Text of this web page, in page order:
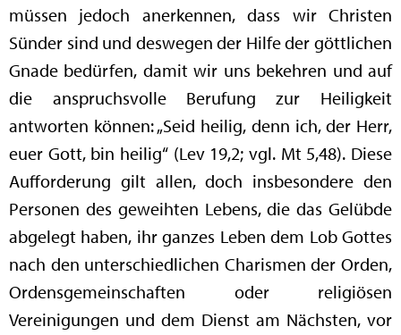
müssen jedoch anerkennen, dass wir Christen
Sünder sind und deswegen der Hilfe der göttlichen
Gnade bedürfen, damit wir uns bekehren und auf
die anspruchsvolle Berufung zur Heiligkeit
antworten können: „Seid heilig, denn ich, der Herr,
euer Gott, bin heilig“ (Lev 19,2; vgl. Mt 5,48). Diese
Aufforderung gilt allen, doch insbesondere den
Personen des geweihten Lebens, die das Gelübde
abgelegt haben, ihr ganzes Leben dem Lob Gottes
nach den unterschiedlichen Charismen der Orden,
Ordensgemeinschaften oder religiösen
Vereinigungen und dem Dienst am Nächsten, vor